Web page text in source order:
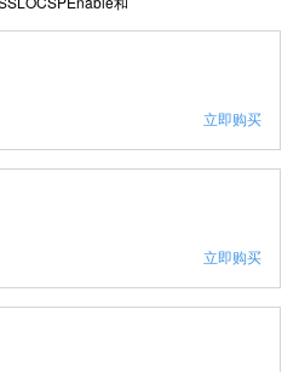
立即购买
立即购买